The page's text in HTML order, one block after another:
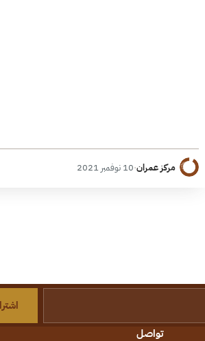
مركز عمران·10 نوفمبر 2021
تواصل